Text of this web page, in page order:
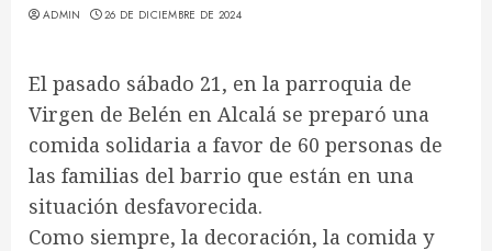
ADMIN 26 DE DICIEMBRE DE 2024
El pasado sábado 21, en la parroquia de
Virgen de Belén en Alcalá se preparó una
comida solidaria a favor de 60 personas de
las familias del barrio que están en una
situación desfavorecida.
Como siempre, la decoración, la comida y